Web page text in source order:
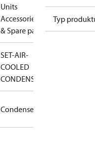
Units
Accessories
& Spare parts
SET-AIR-
COOLED
CONDENSOR
Condenser
Typ